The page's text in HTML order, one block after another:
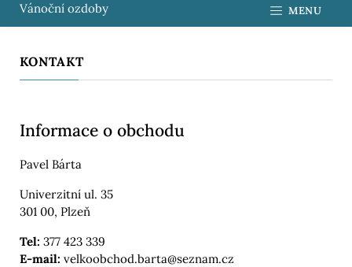
Vánoční ozdoby MENU
KONTAKT
Informace o obchodu
Pavel Bárta
Univerzitní ul. 35
301 00, Plzeň
Tel: 377 423 339
E-mail: velkoobchod.barta@seznam.cz